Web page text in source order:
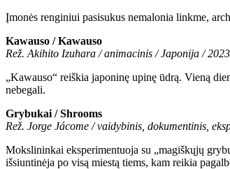
Įmonės renginiui pasisukus nemalonia linkme,
Kawauso / Kawauso
Rež. Akihito Izuhara / animacinis / Japonija /
„Kawauso“ reiškia japoninę upinę ūdrą. Vieną
nebegali.
Grybukai / Shrooms
Rež. Jorge Jácome / vaidybinis, dokumentinis,
Mokslininkai eksperimentuoja su „magiškųjų
išsiuntinėja po visą miestą tiems, kam reikia